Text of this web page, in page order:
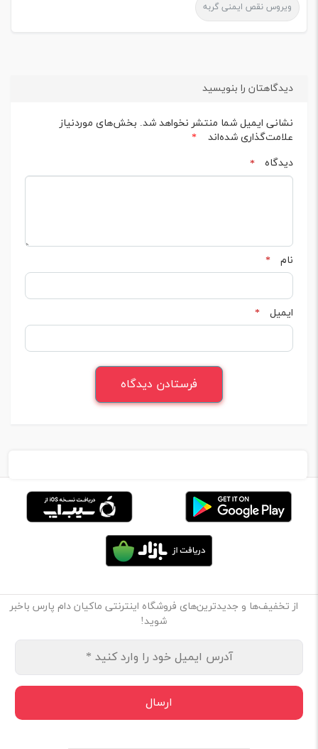
ویروس نقص ایمنی گربه
دیدگاهتان را بنویسید
نشانی ایمیل شما منتشر نخواهد شد. بخش‌های موردنیاز
علامت‌گذاری شده‌اند
*
دیدگاه
*
نام *
ایمیل *
از تخفیف‌ها و جدیدترین‌های فروشگاه اینترنتی ماکیان دام پارس باخبر
شوید!